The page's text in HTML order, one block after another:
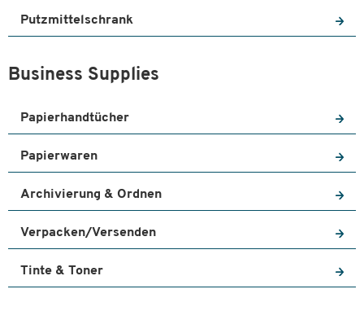
Putzmittelschrank
Business Supplies
Papierhandtücher
Papierwaren
Archivierung & Ordnen
Verpacken/Versenden
Tinte & Toner